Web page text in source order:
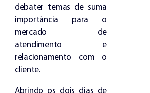
debater temas de suma
importância para o
mercado de
atendimento e
relacionamento com o
cliente.
Abrindo os dois dias de